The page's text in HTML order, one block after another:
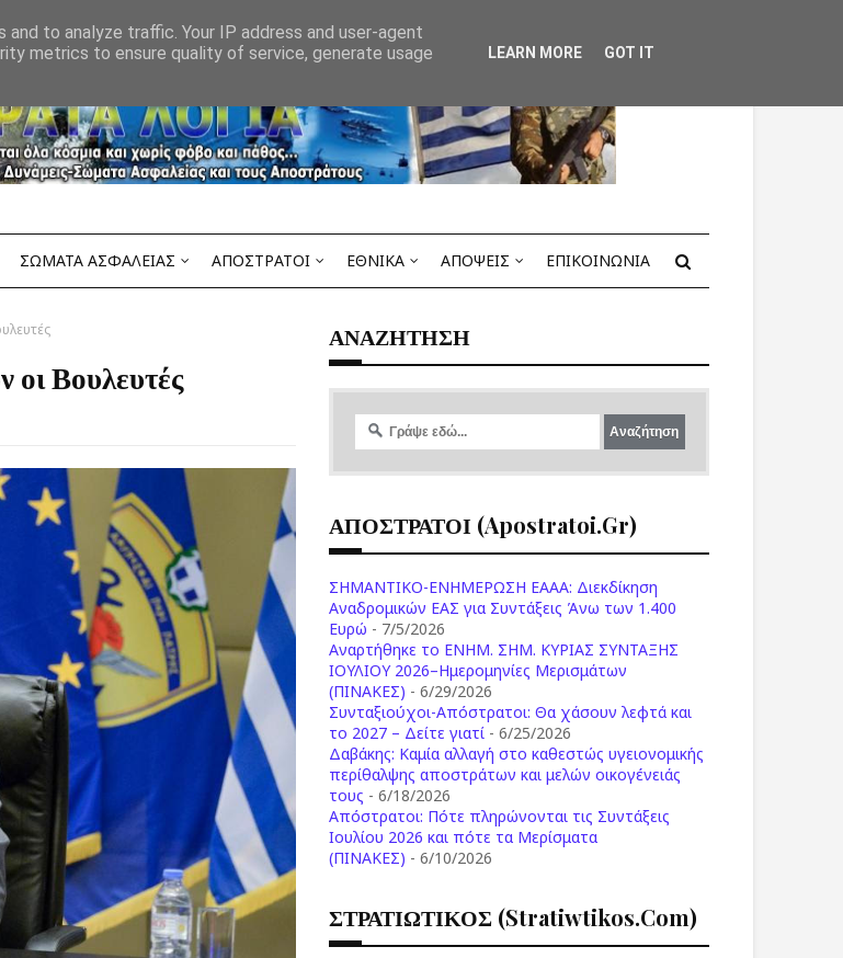
ΣΩΜΑΤΑ ΑΣΦΑΛΕΙΑΣ ΑΠΟΣΤΡΑΤΟΙ ΕΘΝΙΚΑ ΑΠΟΨΕΙΣ ΕΠΙΚΟΙΝΩΝΙΑ
οι Βουλευτές
ΑΝΑΖΗΤΗΣΗ
ΑΠΟΣΤΡΑΤΟΙ (apostratoi.gr)
ΣΗΜΑΝΤΙΚΟ-ΕΝΗΜΕΡΩΣΗ ΕΑΑΑ: Διεκδίκηση
Αναδρομικών ΕΑΣ για Συντάξεις Άνω των 1.400
Ευρώ - 7/5/2026
Aναρτήθηκε το ENHM. ΣΗΜ. ΚΥΡΙΑΣ ΣΥΝΤΑΞΗΣ
ΙΟΥΛΙΟΥ 2026–Ημερομηνίες Μερισμάτων
(ΠΙΝΑΚΕΣ) - 6/29/2026
Συνταξιούχοι-Απόστρατοι: Θα χάσουν λεφτά και
το 2027 – Δείτε γιατί - 6/25/2026
Δαβάκης: Καμία αλλαγή στο καθεστώς υγειονομικής
περίθαλψης αποστράτων και μελών οικογένειάς
τους - 6/18/2026
Aπόστρατοι: Πότε πληρώνονται τις Συντάξεις
Ιουλίου 2026 και πότε τα Μερίσματα
(ΠΙΝΑΚΕΣ) - 6/10/2026
ΣΤΡΑΤΙΩΤΙΚΟΣ (stratiwtikos.com)
to analyze traffic. Your IP address and user-agent
metrics to ensure quality of service, generate usage
LEARN MORE GOT IT